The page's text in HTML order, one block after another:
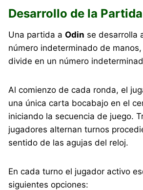
Desarrollo de la Partida
Una partida aOdin se desarrolla
número indeterminado de
divide en un número
Al comienzo de cada ronda, el
una única carta bocabajo en el
iniciando la secuencia de juego.
jugadores alternan turnos
sentido de las agujas del reloj.
En cada turno el jugador activo
siguientes opciones: